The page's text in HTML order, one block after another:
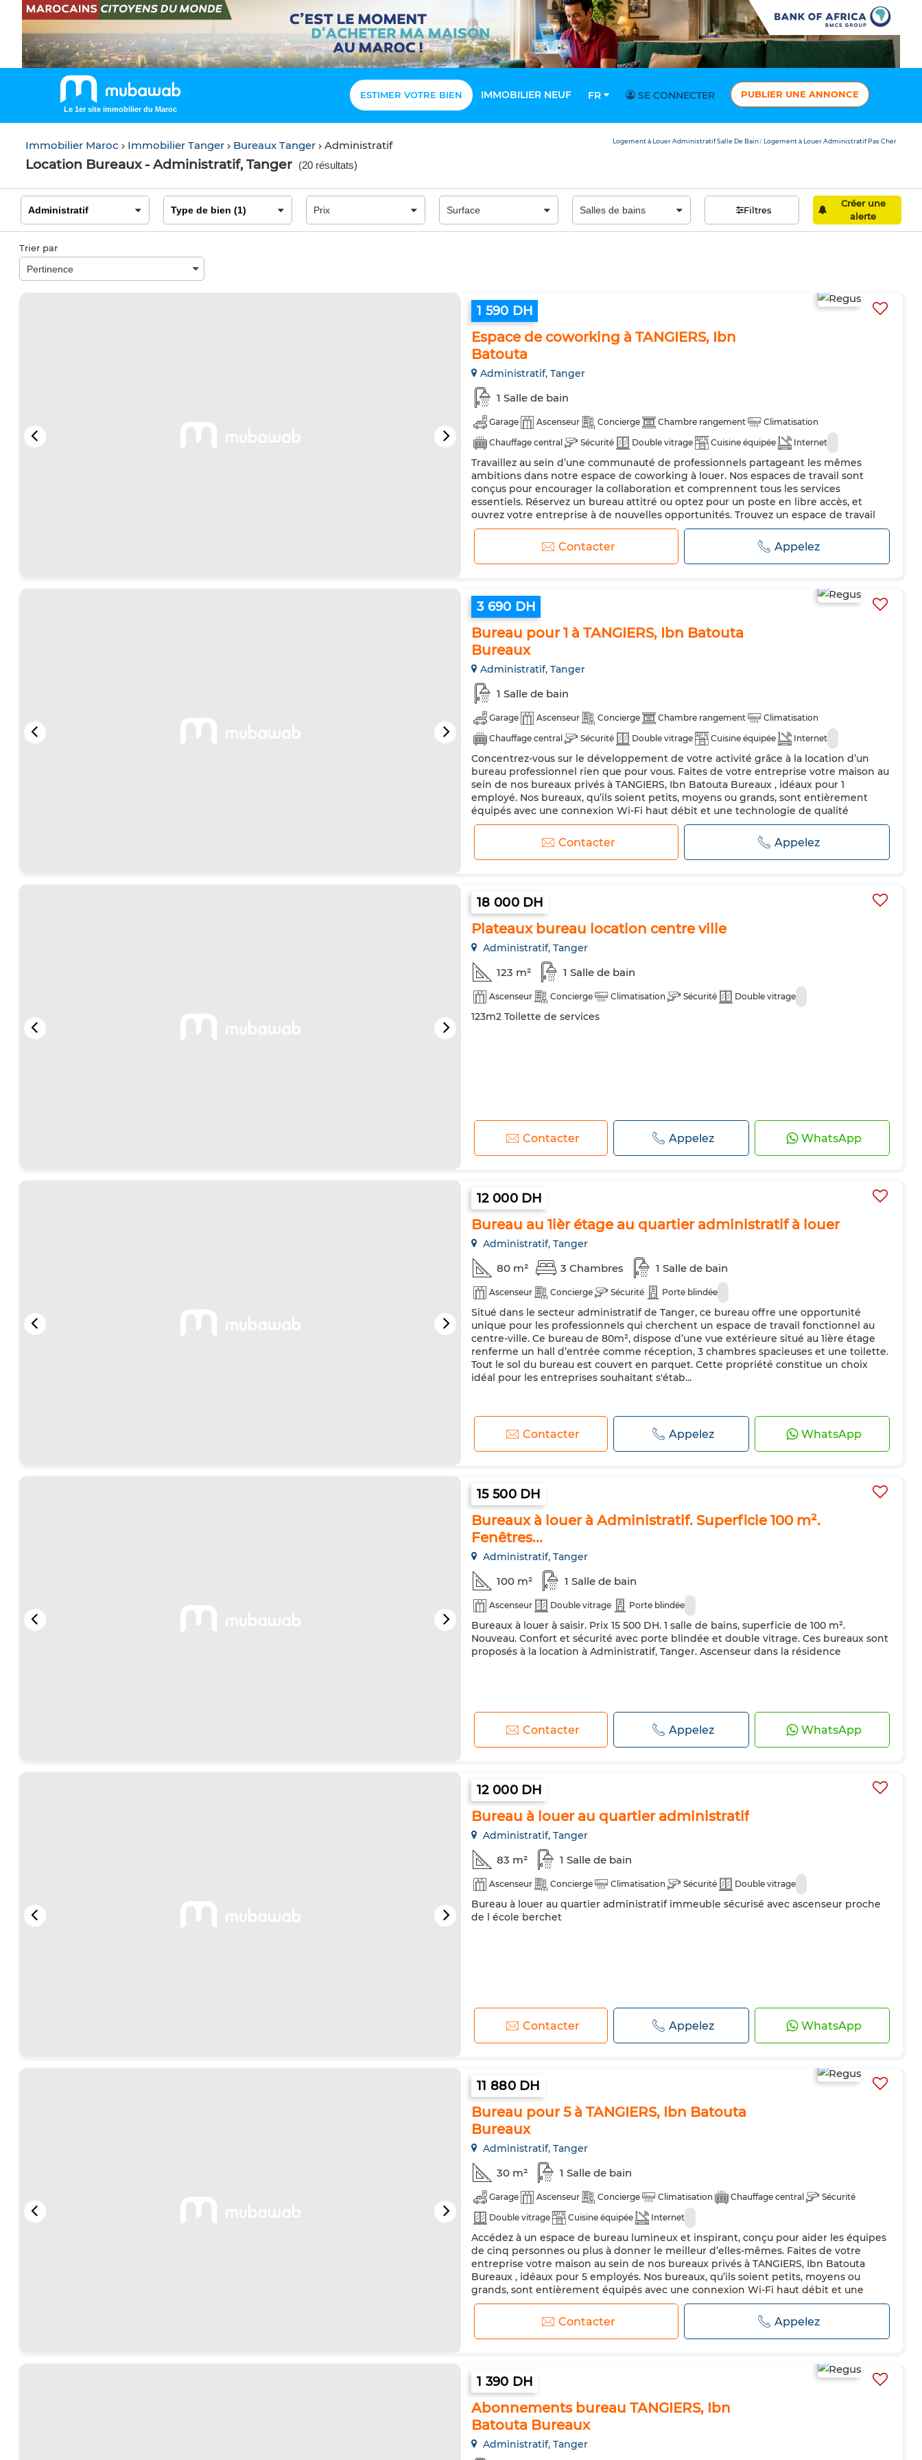
Le 1er site immobilier du Maroc
ESTIMER VOTRE BIEN IMMOBILIER NEUF FR SE CONNECTER PUBLIER UNE ANNONCE
Immobilier Maroc Immobilier Tanger Bureaux Tanger Administratif
Location Bureaux - Administratif, Tanger (20 résultats)
Logement à Louer Administratif Salle De Bain / Logement à Louer Administratif Pas Cher
Filtres
Créer une
alerte
Trier par
1 590 DH
Espace de coworking à TANGIERS, Ibn
Batouta
Administratif, Tanger
1 Salle de bain
Garage Ascenseur Concierge Chambre rangement
Climatisation
Chauffage central
Sécurité Double vitrage Cuisine équipée Internet
Travaillez au sein d’une communauté de professionnels partageant les mêmes
ambitions dans notre espace de coworking à louer. Nos espaces de travail sont
conçus pour encourager la collaboration et comprennent tous les services
essentiels. Réservez un bureau attitré ou optez pour un poste en libre accès, et
ouvrez votre entreprise à de nouvelles opportunités. Trouvez un espace de travail
partagé près de chez vous, adapté aux équipes de tou...
Contacter Appelez
3 690 DH
Bureau pour 1 à TANGIERS, Ibn Batouta
Bureaux
Administratif, Tanger
1 Salle de bain
Garage Ascenseur Concierge Chambre rangement
Climatisation
Chauffage central
Sécurité Double vitrage Cuisine équipée Internet
Concentrez-vous sur le développement de votre activité grâce à la location d’un
bureau professionnel rien que pour vous. Faites de votre entreprise votre maison au
sein de nos bureaux privés à TANGIERS, Ibn Batouta Bureaux , idéaux pour 1
employé. Nos bureaux, qu’ils soient petits, moyens ou grands, sont entièrement
équipés avec une connexion Wi-Fi haut débit et une technologie de qualité
professionnelle. Nos solutions de location de bureaux ga...
Contacter Appelez
18 000 DH
Plateaux bureau location centre ville
Administratif, Tanger
123 m² 1 Salle de bain
Ascenseur Concierge Climatisation Sécurité Double vitrage
123m2 Toilette de services
Contacter Appelez WhatsApp
12 000 DH
Bureau au 1ièr étage au quartier administratif à louer
Administratif, Tanger
80 m² 3 Chambres 1 Salle de bain
Ascenseur Concierge Sécurité Porte blindée
Situé dans le secteur administratif de Tanger, ce bureau offre une opportunité
unique pour les professionnels qui cherchent un espace de travail fonctionnel au
centre-ville. Ce bureau de 80m², dispose d’une vue extérieure situé au 1ière étage
renferme un hall d’entrée comme réception, 3 chambres spacieuses et une toilette.
Tout le sol du bureau est couvert en parquet. Cette propriété constitue un choix
idéal pour les entreprises souhaitant s'étab...
Contacter Appelez WhatsApp
15 500 DH
Bureaux à louer à Administratif. Superficie 100 m².
Fenêtres...
Administratif, Tanger
100 m² 1 Salle de bain
Ascenseur Double vitrage Porte blindée
Bureaux à louer à saisir. Prix 15 500 DH. 1 salle de bains, superficie de 100 m².
Nouveau. Confort et sécurité avec porte blindée et double vitrage. Ces bureaux sont
proposés à la location à Administratif, Tanger. Ascenseur dans la résidence
Contacter Appelez WhatsApp
12 000 DH
Bureau à louer au quartier administratif
Administratif, Tanger
83 m² 1 Salle de bain
Ascenseur Concierge Climatisation Sécurité Double vitrage
Bureau à louer au quartier administratif immeuble sécurisé avec ascenseur proche
de l école berchet
Contacter Appelez WhatsApp
11 880 DH
Bureau pour 5 à TANGIERS, Ibn Batouta
Bureaux
Administratif, Tanger
30 m² 1 Salle de bain
Garage Ascenseur Concierge Climatisation Chauffage central
Sécurité
Double vitrage
Cuisine équipée Internet
Accédez à un espace de bureau lumineux et inspirant, conçu pour aider les équipes
de cinq personnes ou plus à donner le meilleur d’elles-mêmes. Faites de votre
entreprise votre maison au sein de nos bureaux privés à TANGIERS, Ibn Batouta
Bureaux , idéaux pour 5 employés. Nos bureaux, qu’ils soient petits, moyens ou
grands, sont entièrement équipés avec une connexion Wi-Fi haut débit et une
technologie de qualité professionnelle. Nos solutions d...
Contacter Appelez
1 390 DH
Abonnements bureau TANGIERS, Ibn
Batouta Bureaux
Administratif, Tanger